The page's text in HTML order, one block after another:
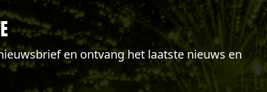
en ontvang het laatste nieuws en